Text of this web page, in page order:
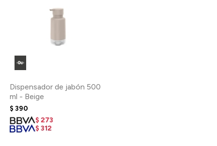
Dispensador de jabón 500
ml - Beige
$ 390
$ 273
$ 312